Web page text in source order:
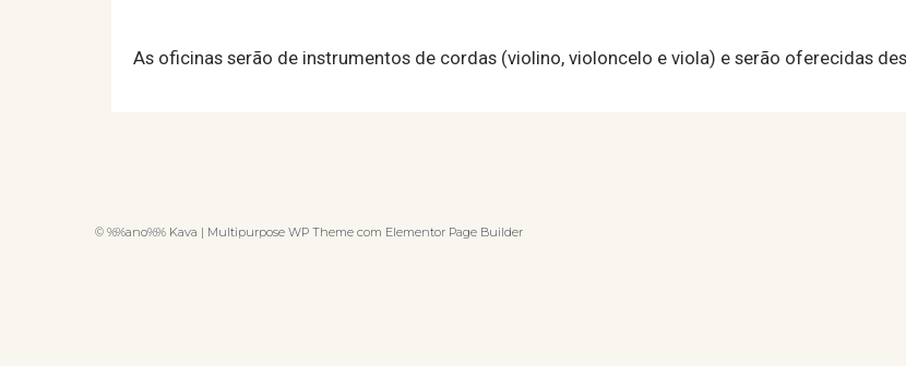
As oficinas serão de instrumentos de cordas (violino, violoncelo e viola) e serão oferecidas
© %%ano%% Kava | Multipurpose WP Theme com Elementor Page Builder